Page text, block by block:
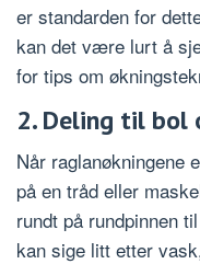
er standarden for
kan det være lurt å
for tips om
2. Deling til bol
Når raglanøkningene
på en tråd eller
rundt på rundpinnen
kan sige litt etter